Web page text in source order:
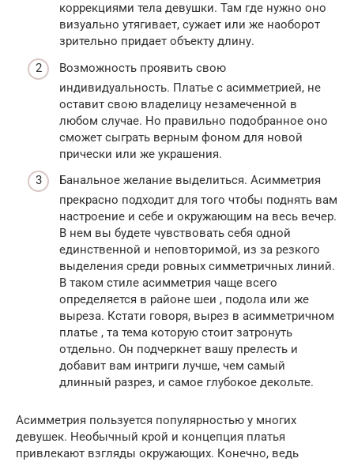
коррекциями тела девушки. Там где нужно оно
визуально утягивает, сужает или же наоборот
зрительно придает объекту длину.
Возможность проявить свою
индивидуальность. Платье с асимметрией, не
оставит свою владелицу незамеченной в
любом случае. Но правильно подобранное оно
сможет сыграть верным фоном для новой
прически или же украшения.
Банальное желание выделиться. Асимметрия
прекрасно подходит для того чтобы поднять вам
настроение и себе и окружающим на весь вечер.
В нем вы будете чувствовать себя одной
единственной и неповторимой, из за резкого
выделения среди ровных симметричных линий.
В таком стиле асимметрия чаще всего
определяется в районе шеи , подола или же
выреза. Кстати говоря, вырез в асимметричном
платье , та тема которую стоит затронуть
отдельно. Он подчеркнет вашу прелесть и
добавит вам интриги лучше, чем самый
длинный разрез, и самое глубокое декольте.
Асимметрия пользуется популярностью у многих
девушек. Необычный крой и концепция платья
привлекают взгляды окружающих. Конечно, ведь